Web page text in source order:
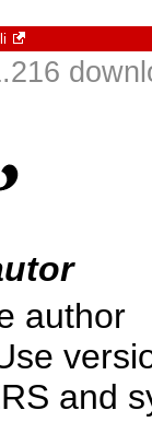
author
and